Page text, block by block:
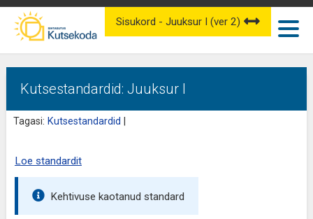
Kutsestandardid: Juuksur I
Tagasi: Kutsestandardid
Sisukord - Juuksur I (ver 2)
Loe standardit
Kehtivuse kaotanud standard